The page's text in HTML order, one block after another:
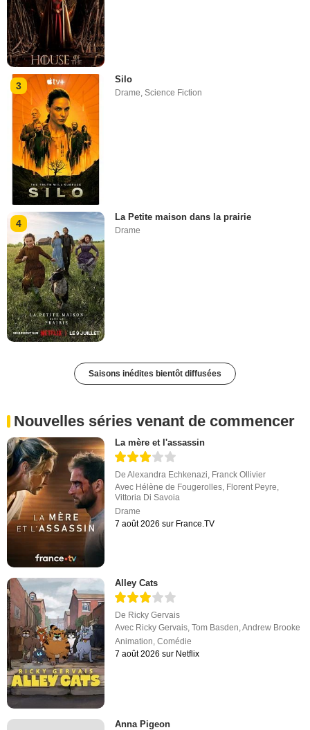
3
Silo
Drame,Science Fiction
4
La Petite maison dans la prairie
Drame
Saisons inédites bientôt diffusées
Nouvelles séries venant de commencer
La mère et l'assassin
DeAlexandra Echkenazi, Franck Ollivier
Avec Hélène de Fougerolles, Florent Peyre,
Vittoria Di Savoia
Drame
7 août 2026 sur France.TV
Alley Cats
De Ricky Gervais
Avec Ricky Gervais,Tom Basden,Andrew Brooke
Animation,Comédie
7 août 2026 sur Netflix
Anna Pigeon